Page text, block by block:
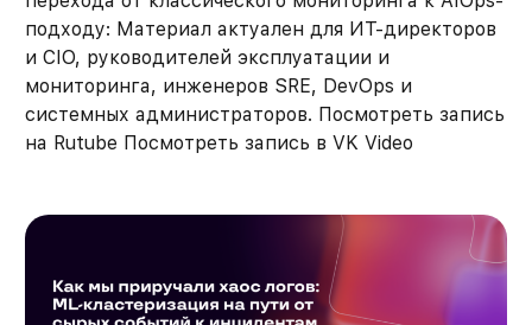
подходу: Материал актуален для ИТ-директоров
и CIO, руководителей эксплуатации и
мониторинга, инженеров SRE, DevOps и
системных администраторов. Посмотреть запись
на Rutube Посмотреть запись в VK Video